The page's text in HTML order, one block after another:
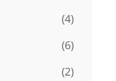
(4)
(6)
(2)